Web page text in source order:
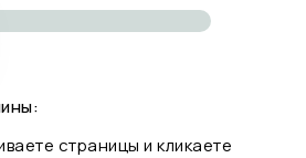
страницы и кликаете